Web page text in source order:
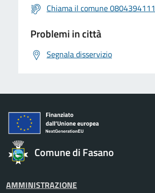
Chiama il comune 0804394111
Problemi in città
Segnala disservizio
Comune di Fasano
AMMINISTRAZIONE